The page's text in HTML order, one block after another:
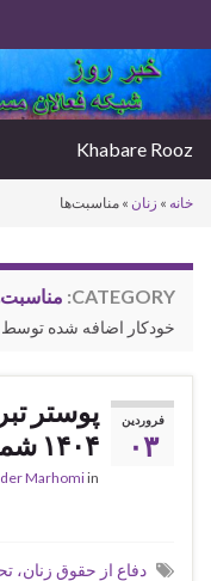
Search for:
Khabare Rooz
خانه » زنان » مناسبت‌ها
CATEGORY:
خودکار اضافه شده توسط WPeMatico
فروردین
۰۳
پوستر
۱۴۰۴ شمسی
Marhomiin
دفاع از حقوق